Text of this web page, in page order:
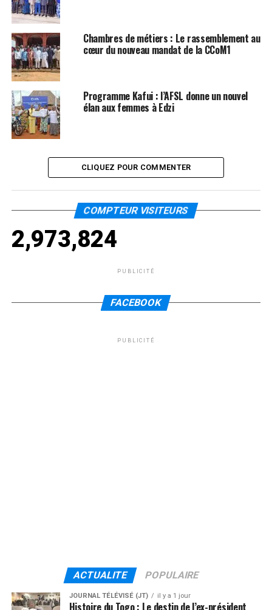
Chambres de métiers : Le rassemblement au
cœur du nouveau mandat de la CCoM1
Programme Kafui : l’AFSL donne un nouvel
élan aux femmes à Edzi
CLIQUEZ POUR COMMENTER
COMPTEUR VISITEURS
2,973,824
PUBLICITÉ
FACEBOOK
PUBLICITÉ
ACTUALITE POPULAIRE
JOURNAL TÉLÉVISÉ (JT) il y a 1 jour
Histoire du Togo : Le destin de l’ex-président